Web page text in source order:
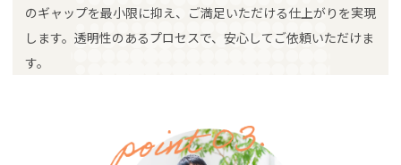
のギャップを最小限に抑え、ご満足いただける仕上がりを実現
します。透明性のあるプロセスで、安心してご依頼いただけま
す。